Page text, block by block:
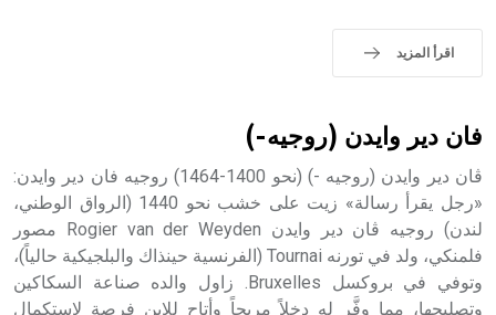
حيث تقتصر القيمة الصوتية للعلامة الك
اقرأ المزيد
فان دير وايدن (روجيه-)
ڤان دير وايدن (روجيه -) (نحو 1400-1464) روجيه فان دير وايدن:
«رجل يقرأ رسالة» زيت على خشب نحو 1440 (الرواق الوطني،
لندن) روجيه ڤان دير وايدن Rogier van der Weyden مصور
فلمنكي، ولد في تورنه Tournai (الفرنسية حينذاك والبلجيكية حالياً)،
وتوفي في بروكسل Bruxelles. زاول والده صناعة السكاكين
وتصليحها، مما وفَّر له دخلاً مريحاً وأتاح للابن فرصة لاستكمال